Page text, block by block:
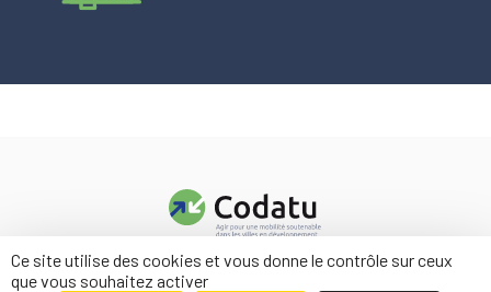
Ce site utilise des cookies et vous donne le contrôle sur ceux
que vous souhaitez activer